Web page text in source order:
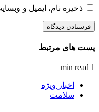
ذخیره نام، ایمیل و
پست های مرتبط
1 min read
اخبار ویژه
سلامت